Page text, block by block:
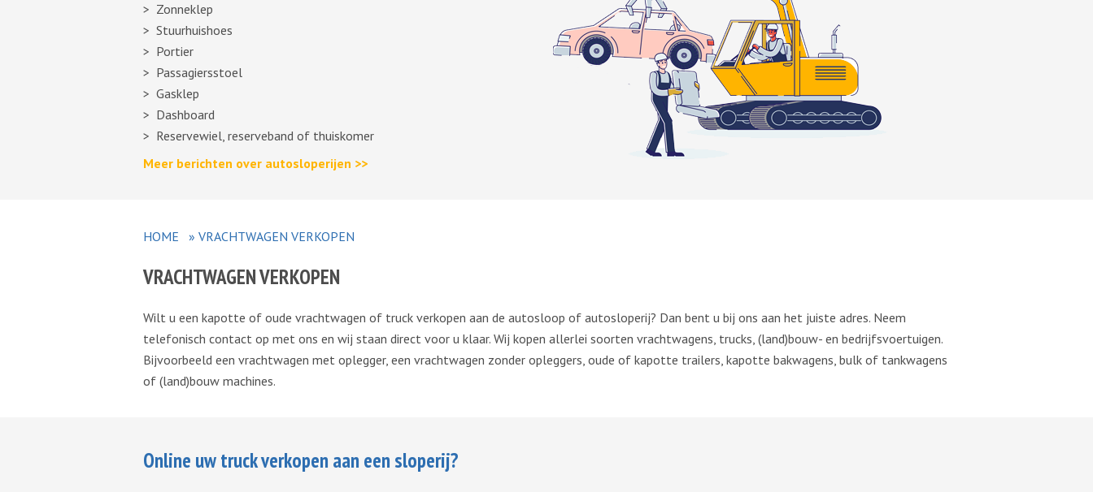
Zonneklep
Stuurhuishoes
Portier
Passagiersstoel
Gasklep
Dashboard
Reservewiel, reserveband of thuiskomer
Meer berichten over autosloperijen >>
HOME » VRACHTWAGEN VERKOPEN
VRACHTWAGEN VERKOPEN
Wilt u een kapotte of oude vrachtwagen of truck verkopen aan de autosloop of autosloperij? Dan bent u bij ons aan het juiste adres. Neem
telefonisch contact op met ons en wij staan direct voor u klaar. Wij kopen allerlei soorten vrachtwagens, trucks, (land)bouw- en bedrijfsvoertuigen.
Bijvoorbeeld een vrachtwagen met oplegger, een vrachtwagen zonder opleggers, oude of kapotte trailers, kapotte bakwagens, bulk of tankwagens
of (land)bouw machines.
Online uw truck verkopen aan een sloperij?